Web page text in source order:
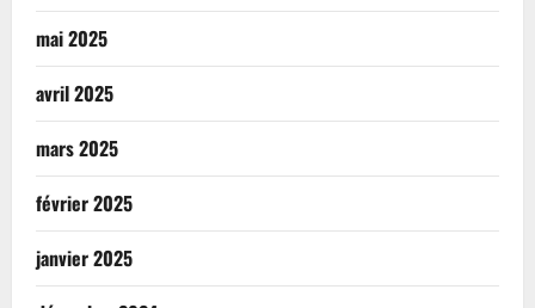
mai 2025
avril 2025
mars 2025
février 2025
janvier 2025